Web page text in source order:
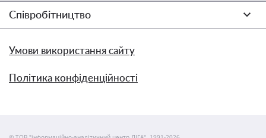
Співробітництво
Умови використання сайту
Політика конфіденційності